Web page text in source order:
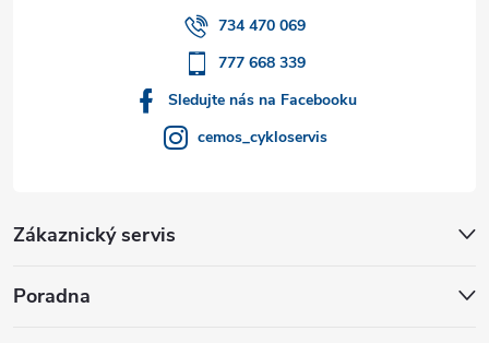
734 470 069
777 668 339
Sledujte nás na Facebooku
cemos_cykloservis
Zákaznický servis
Poradna